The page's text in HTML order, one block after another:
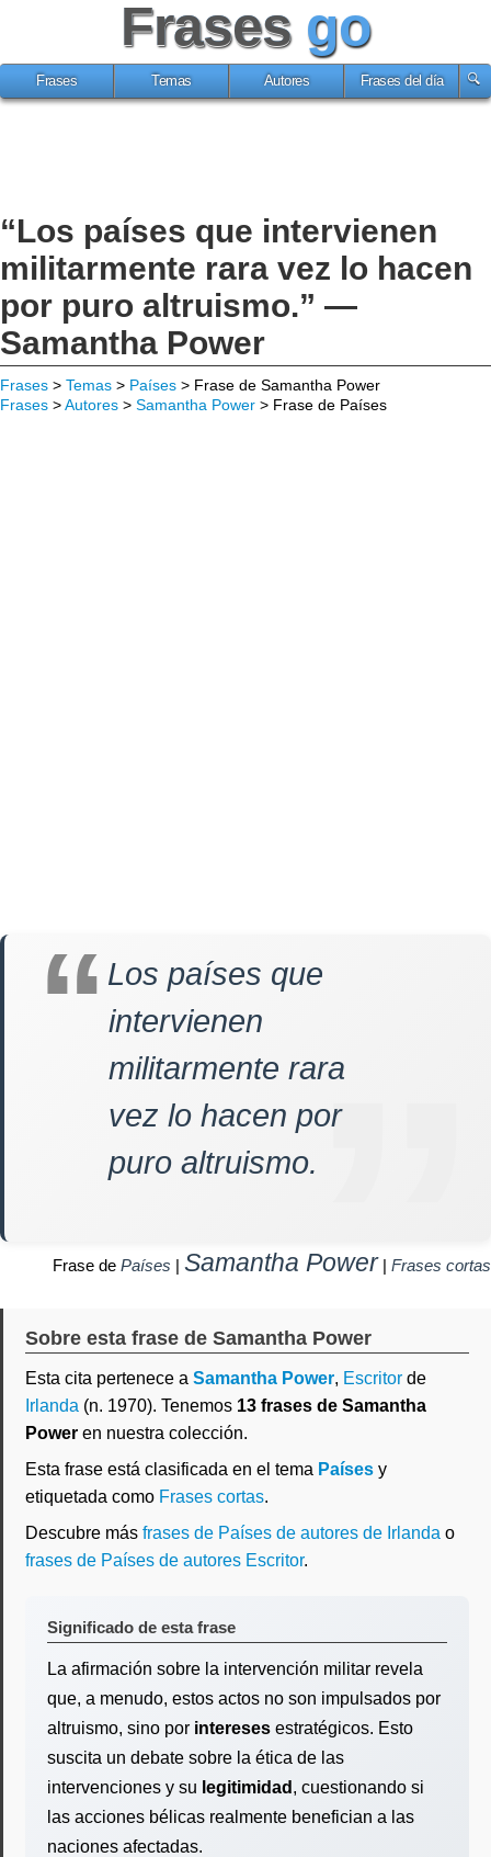
Frases go
Frases Temas Autores Frases del día
“Los países que intervienen
militarmente rara vez lo hacen
por puro altruismo.” —
Samantha Power
Frases > Temas > Países > Frase de Samantha Power
Frases >Autores > Samantha Power > Frase de Países
Los países que
intervienen
militarmente rara
vez lo hacen por
puro altruismo.
Frase de Países | Samantha Power| Frases cortas
Sobre esta frase de Samantha Power
Esta cita pertenece a Samantha Power, Escritor de
Irlanda (n. 1970). Tenemos 13 frases de Samantha
Power en nuestra colección.
Esta frase está clasificada en el tema Países y
etiquetada como Frases cortas.
Descubre más frases de Países de autores de Irlanda o
frases de Países de autores Escritor.
Significado de esta frase
La afirmación sobre la intervención militar revela
que, a menudo, estos actos no son impulsados por
altruismo, sino por intereses estratégicos. Esto
suscita un debate sobre la ética de las
intervenciones y su legitimidad , cuestionando si
las acciones bélicas realmente benefician a las
naciones afectadas.